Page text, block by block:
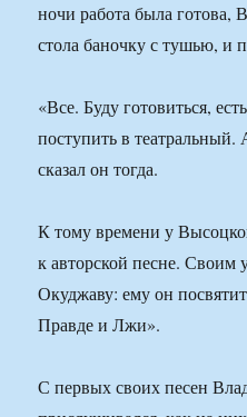
ночи работа была готова,
стола баночку с тушью, и
«Все. Буду готовиться,
поступить в
сказал он тогда.
К тому времени у
к авторской песне. Своим
Окуджаву: ему он
Правде и Лжи».
С первых своих песен